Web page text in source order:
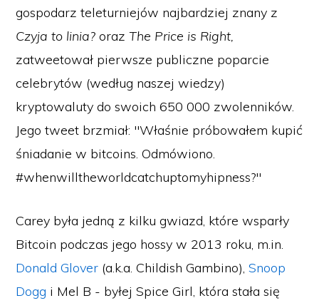
gospodarz teleturniejów najbardziej znany z
Czyja to linia?orazThe Price is Right,
zatweetował pierwsze publiczne poparcie
celebrytów (według naszej wiedzy)
kryptowaluty do swoich 650 000 zwolenników.
Jego tweet brzmiał: "Właśnie próbowałem kupić
śniadanie w bitcoins. Odmówiono.
#whenwilltheworldcatchuptomyhipness?"
Carey była jedną z kilku gwiazd, które wsparły
Bitcoin podczas jego hossy w 2013 roku, m.in.
Donald Glover (a.k.a. Childish Gambino),Snoop
Dogg i Mel B - byłej Spice Girl, która stała się